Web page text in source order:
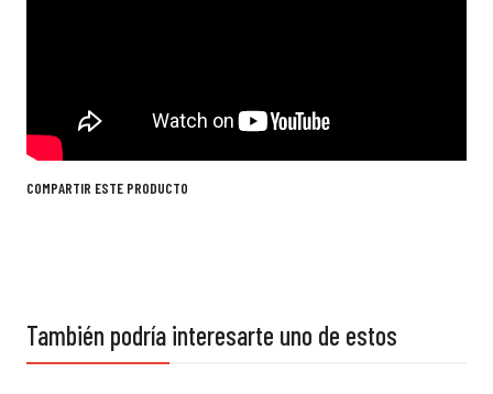
COMPARTIR ESTE PRODUCTO
También podría interesarte uno de estos